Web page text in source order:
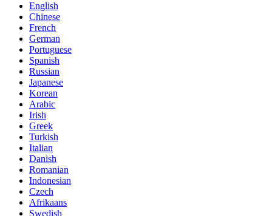
English
Chinese
French
German
Portuguese
Spanish
Russian
Japanese
Korean
Arabic
Irish
Greek
Turkish
Italian
Danish
Romanian
Indonesian
Czech
Afrikaans
Swedish